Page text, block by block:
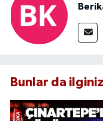
Bunlar da